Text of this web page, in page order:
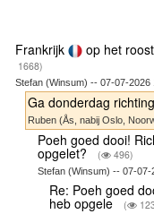
Frankrijk op het
1668)
Stefan (Winsum) -- 07-07-2026
Ga donderdag
Ruben (Ås, nabij Oslo,
Poeh goed dooi!
opgelet? ( 496)
Stefan (Winsum) -- 07-07-
Re: Poeh goed
heb opgele (